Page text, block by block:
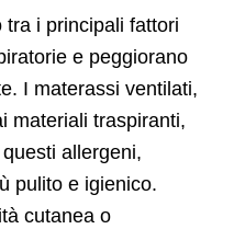
i principali fattori
e peggiorano
I materassi ventilati,
materiali traspiranti,
allergeni,
pulito e igienico.
cutanea o